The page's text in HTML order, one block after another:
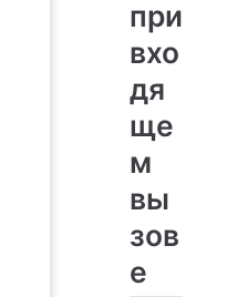
при
вхо
дя
ще
м
вы
зов
е